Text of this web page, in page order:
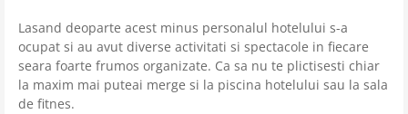
Lasand deoparte acest minus personalul hotelului s-a
ocupat si au avut diverse activitati si spectacole in fiecare
seara foarte frumos organizate. Ca sa nu te plictisesti chiar
la maxim mai puteai merge si la piscina hotelului sau la sala
de fitnes.